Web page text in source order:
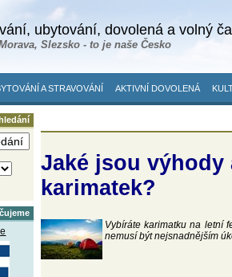
ubytování, dovolená a volný
Slezsko - to je naše Česko
A STRAVOVÁNÍ AKTIVNÍ DOVOLENÁ
Jaké jsou
karimatek?
Vybíráte karimatku na letní
nemusí být nejsnadnějším